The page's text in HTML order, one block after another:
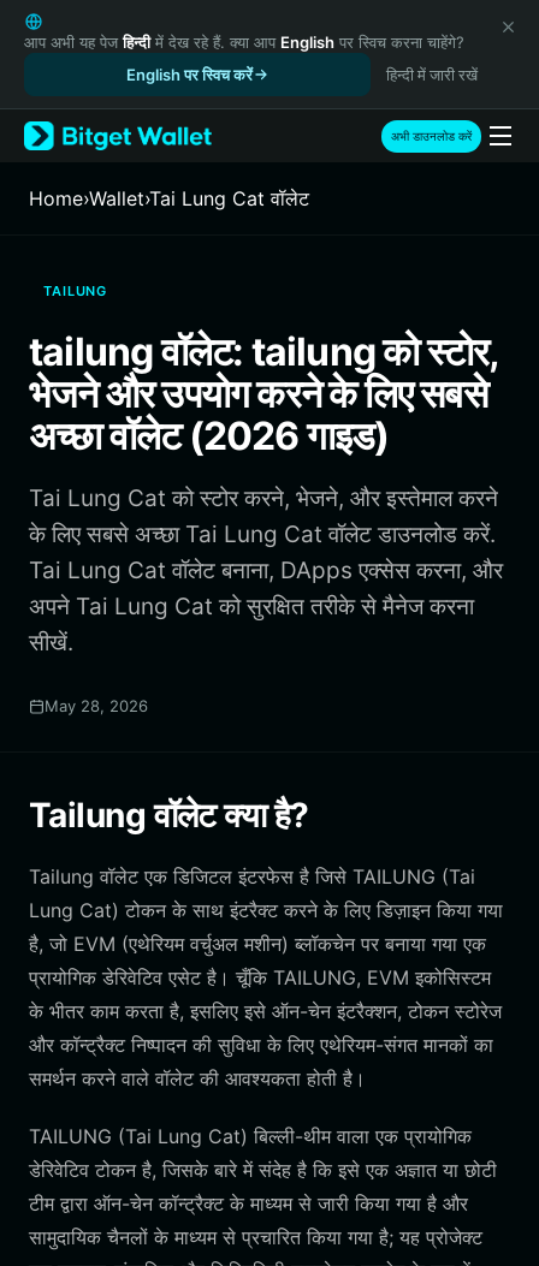
English
日本語
Русский
Español (Latinoamérica)
Türkçe
Italiano
繁體中文
Português (Portugal)
Bahasa Indonesia
ภาษาไทย
Português (Brasil)
Español (Argentina)
आप अभी यह पेजहिन्दीमें देख रहे हैं. क्या आप English पर स्विच करना चाहेंगे?
English पर स्विच करें
हिन्दी में जारी रखें
अभी डाउनलोड करें
Home›Wallet›Tai Lung Cat वॉलेट
TAILUNG
tailung वॉलेट: tailung को स्टोर,
भेजने और उपयोग करने के लिए सबसे
अच्छा वॉलेट (2026 गाइड)
Tai Lung Cat को स्टोर करने, भेजने, और इस्तेमाल करने
के लिए सबसे अच्छा Tai Lung Cat वॉलेट डाउनलोड करें.
Tai Lung Cat वॉलेट बनाना, DApps एक्सेस करना, और
अपने Tai Lung Cat को सुरक्षित तरीके से मैनेज करना
सीखें.
May 28, 2026
Tailung वॉलेट क्या है?
Tailung वॉलेट एक डिजिटल इंटरफेस है जिसे TAILUNG (Tai
Lung Cat) टोकन के साथ इंटरैक्ट करने के लिए डिज़ाइन किया गया
है, जो EVM (एथेरियम वर्चुअल मशीन) ब्लॉकचेन पर बनाया गया एक
प्रायोगिक डेरिवेटिव एसेट है। चूँकि TAILUNG, EVM इकोसिस्टम
के भीतर काम करता है, इसलिए इसे ऑन-चेन इंटरैक्शन, टोकन स्टोरेज
और कॉन्ट्रैक्ट निष्पादन की सुविधा के लिए एथेरियम-संगत मानकों का
समर्थन करने वाले वॉलेट की आवश्यकता होती है।
TAILUNG (Tai Lung Cat) बिल्ली-थीम वाला एक प्रायोगिक
डेरिवेटिव टोकन है, जिसके बारे में संदेह है कि इसे एक अज्ञात या छोटी
टीम द्वारा ऑन-चेन कॉन्ट्रैक्ट के माध्यम से जारी किया गया है और
सामुदायिक चैनलों के माध्यम से प्रचारित किया गया है; यह प्रोजेक्ट